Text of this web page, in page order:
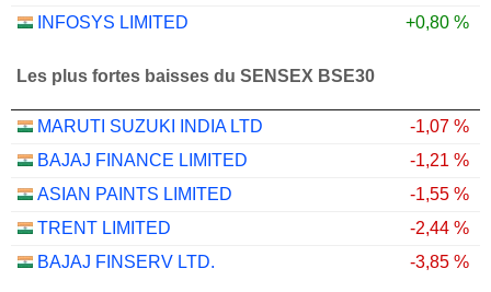
INFOSYS LIMITED
+0,80 %
Les plus fortes baisses du SENSEX BSE30
MARUTI SUZUKI INDIA LTD
-1,07 %
BAJAJ FINANCE LIMITED
-1,21 %
ASIAN PAINTS LIMITED
-1,55 %
TRENT LIMITED
-2,44 %
BAJAJ FINSERV LTD.
-3,85 %